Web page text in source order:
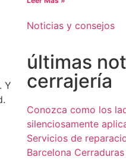
Y
Noticias y consejos
últimas
cerrajería
Conozca como los
silenciosamente
Servicios de
Barcelona